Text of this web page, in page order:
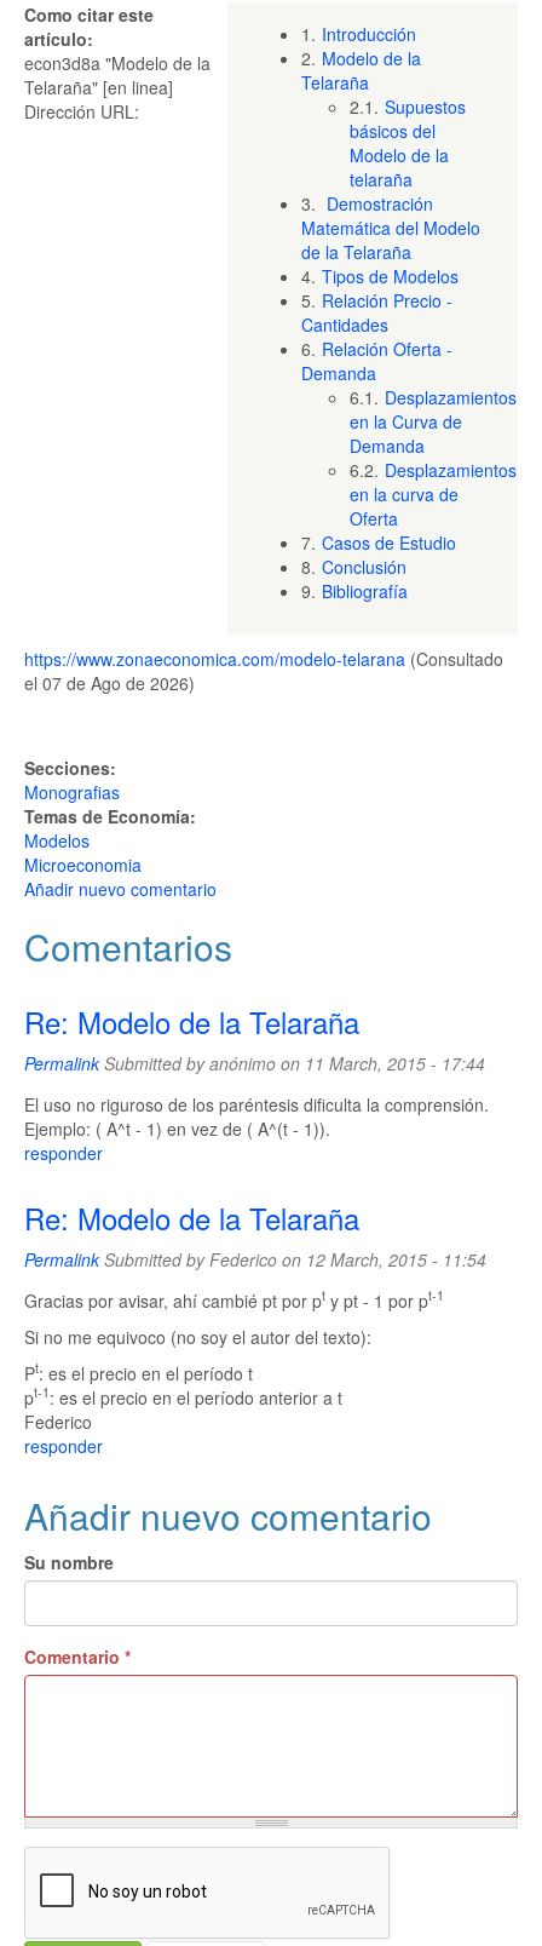
1. Introducción
2. Modelo de la
Telaraña
2.1. Supuestos
básicos del
Modelo de la
telaraña
3. Demostración
Matemática del Modelo
de la Telaraña
4. Tipos de Modelos
5. Relación Precio -
Cantidades
6. Relación Oferta -
Demanda
6.1. Desplazamientos
en la Curva de
Demanda
6.2. Desplazamientos
en la curva de
Oferta
7. Casos de Estudio
8. Conclusión
9. Bibliografía
Como citar este
artículo:
econ3d8a "Modelo de la
Telaraña" [en linea]
Dirección URL:
https://www.zonaeconomica.com/modelo-telarana (Consultado
el 07 de Ago de 2026)
Secciones:
Monografias
Temas de Economía:
Modelos
Microeconomia
Añadir nuevo comentario
Comentarios
Re: Modelo de la Telaraña
PermalinkSubmitted byanónimo on 11 March, 2015 - 17:44
El uso no riguroso de los paréntesis dificulta la comprensión.
Ejemplo: ( A^t - 1) en vez de ( A^(t - 1)).
responder
Re: Modelo de la Telaraña
PermalinkSubmitted by Federico on 12 March, 2015 - 11:54
Gracias por avisar, ahí cambié pt por pt y pt - 1 por pt-1
Si no me equivoco (no soy el autor del texto):
Pt: es el precio en el período t
pt-1 : es el precio en el período anterior a t
Federico
responder
Añadir nuevo comentario
Su nombre
Comentario *